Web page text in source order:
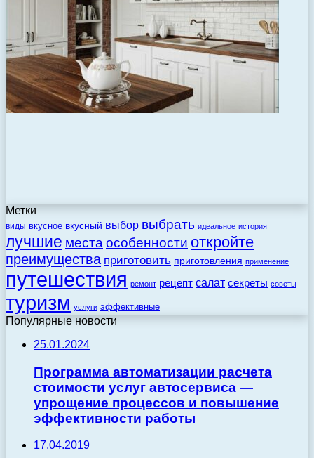
Метки
виды вкусное вкусный выбор выбрать идеальное история
лучшие места особенности откройте
преимущества приготовить приготовления применение
путешествия ремонт рецепт салат секреты советы
туризм услуги эффективные
Популярные новости
25.01.2024
Программа автоматизации расчета
стоимости услуг автосервиса —
упрощение процессов и повышение
эффективности работы
17.04.2019